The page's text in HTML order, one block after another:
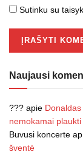
Sutinku su
Naujausi
??? apie
nemokamai
Buvusi koncerte
šventė